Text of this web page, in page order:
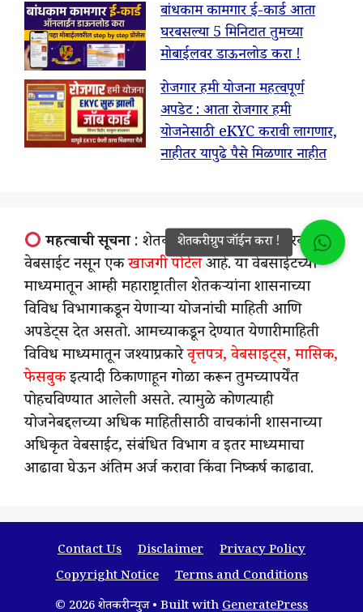
बांधकाम कामगार ई-कार्ड आता
घरबसल्या 5 मिनिटात तुमच्या
मोबाईलवर डाऊनलोड करा !
रोजगार हमी योजना महत्वपूर्ण
अपडेट : आता रोजगार हमी
योजनेसाठी eKYC करावी लागणार,
नाहीतर यापुढे पैसे मिळणार नाहीत
महत्वाची सूचना: शेतकरी न्युज ही कोणतीही सरकारी
वेबसाईट नसून एकखाजगी पोर्टलआहे. या वेबसाईटच्या
माध्यमातून आम्ही महाराष्ट्रातील शेतकऱ्यांना शासनाच्या
विविध विभागाकडून येणाऱ्या योजनांची माहिती आणि
अपडेट्स देत असतो. आमच्याकडून देण्यात येणारी माहिती
विविध माध्यमातून जश्याप्रकारेवृत्तपत्र, वेबसाइट्स, मासिक,
फेसबुकइत्यादी ठिकाणाहून गोळा करून तुमच्यापर्येंत
पोहचविण्यात आलेली असते. त्यामुळे कोणत्याही
योजनेबद्दलच्या अधिक माहितीसाठी वाचकांनी शासनाच्या
अधिकृत वेबसाईट, संबंधित विभाग व इतर माध्यमाचा
आढावा घेऊन अंतिम अर्ज करावा किंवा निष्कर्ष काढावा.
Contact Us Disclaimer
Privacy Policy
Copyright Notice
Terms and Conditions
© 2026 शेतकरी न्युज• Built withGeneratePress